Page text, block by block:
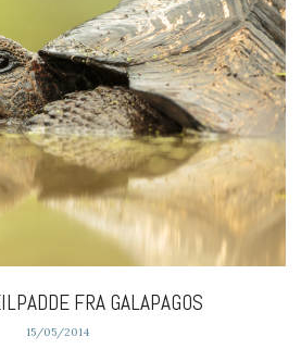
FRA GALAPAGOS
15/05/2014